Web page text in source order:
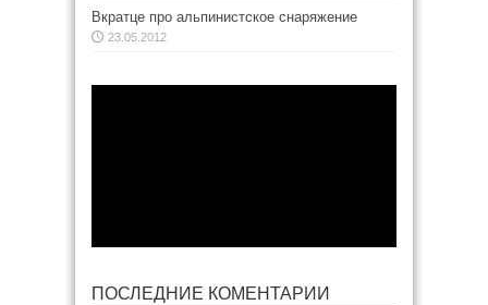
Вкратце про альпинистское снаряжение
23.05.2012
ПОСЛЕДНИЕ КОМЕНТАРИИ